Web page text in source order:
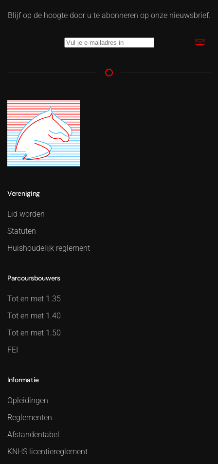
Blijf op de hoogte door u te abonneren op onze nieuwsbrief.
Vereniging
Lid worden
Statuten
Huishoudelijk reglement
Parcoursbouwers
Tot en met 1.35
Tot en met 1.40
Tot en met 1.50
FEI
Informatie
Opleidingen
Reglementen
Afstandentabel
KNHS licentiereglement